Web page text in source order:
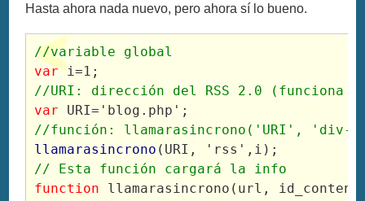
Hasta ahora nada nuevo, pero ahora sí lo bueno.
//variable global
var i=1;
//URI: dirección del RSS 2.0 (funciona
var URI='blog.php';
//función: llamarasincrono('URI',
llamarasincrono (URI, 'rss',i);
// Esta función cargará la info
function llamarasincrono(url,